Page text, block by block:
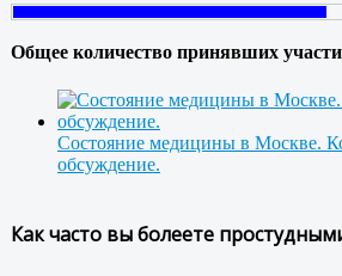
Общее количество принявших
Состояние медицины в Москве.
обсуждение.
Как часто вы болеете